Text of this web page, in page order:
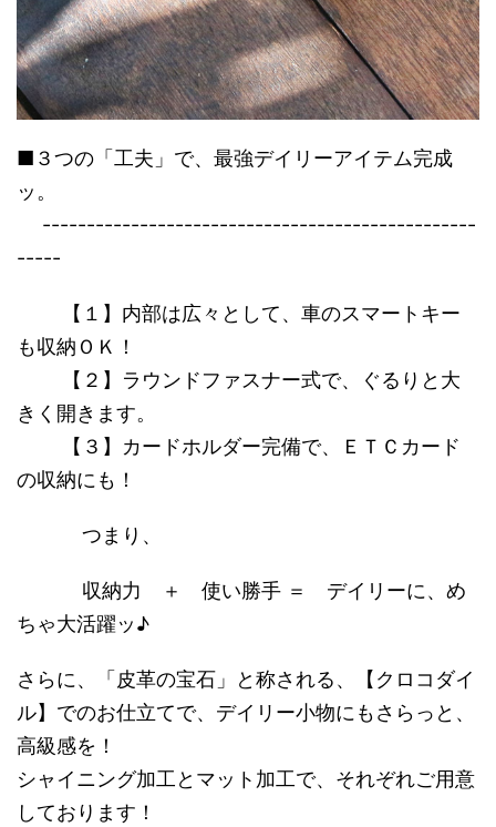
■３つの「工夫」で、最強デイリーアイテム完成
ッ。
-------------------------------------------------
-----
【１】内部は広々として、車のスマートキー
も収納ＯＫ！
【２】ラウンドファスナー式で、ぐるりと大
きく開きます。
【３】カードホルダー完備で、ＥＴＣカード
の収納にも！
つまり、
収納力 ＋ 使い勝手 ＝ デイリーに、め
ちゃ大活躍ッ♪
さらに、「皮革の宝石」と称される、【クロコダイ
ル】でのお仕立てで、デイリー小物にもさらっと、
高級感を！
シャイニング加工とマット加工で、それぞれご用意
しております！